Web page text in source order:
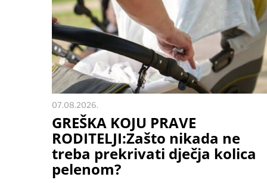
07.08.2026.
GREŠKA KOJU PRAVE
RODITELJI:Zašto nikada ne
treba prekrivati dječja kolica
pelenom?